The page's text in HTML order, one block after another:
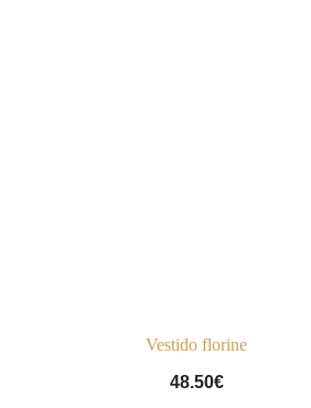
Vestido florine
48.50€